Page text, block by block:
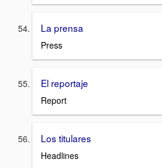
La prensa
Press
El reportaje
Report
Los titulares
Headlines